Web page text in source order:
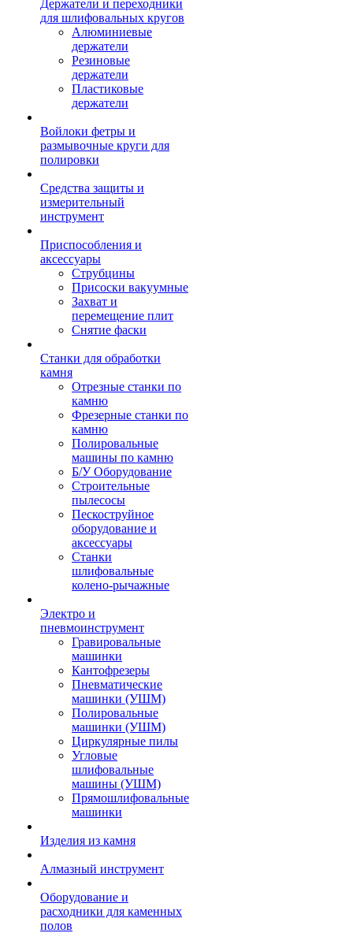
Держатели и переходники
для шлифовальных кругов
Алюминиевые
держатели
Резиновые
держатели
Пластиковые
держатели
Войлоки фетры и
размывочные круги для
полировки
Средства защиты и
измерительный
инструмент
Приспособления и
аксессуары
Струбцины
Присоски вакуумные
Захват и
перемещение плит
Снятие фаски
Станки для обработки
камня
Отрезные станки по
камню
Фрезерные станки по
камню
Полировальные
машины по камню
Б/У Оборудование
Строительные
пылесосы
Пескоструйное
оборудование и
аксессуары
Станки
шлифовальные
колено-рычажные
Электро и
пневмоинструмент
Гравировальные
машинки
Кантофрезеры
Пневматические
машинки (УШМ)
Полировальные
машинки (УШМ)
Циркулярные пилы
Угловые
шлифовальные
машины (УШМ)
Прямошлифовальные
машинки
Изделия из камня
Алмазный инструмент
Оборудование и
расходники для каменных
полов